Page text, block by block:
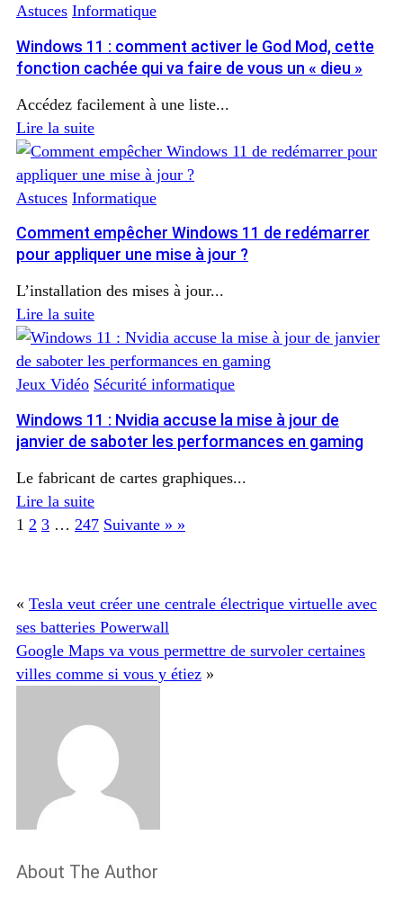
Astuces Informatique
Windows 11 : comment activer le God Mod, cette
fonction cachée qui va faire de vous un « dieu »
Accédez facilement à une liste...
Lire la suite
Astuces Informatique
Comment empêcher Windows 11 de redémarrer
pour appliquer une mise à jour ?
L’installation des mises à jour...
Lire la suite
Jeux Vidéo Sécurité informatique
Windows 11 : Nvidia accuse la mise à jour de
janvier de saboter les performances en gaming
Le fabricant de cartes graphiques...
Lire la suite
1 2 3 … 247 Suivante » »
« Tesla veut créer une centrale électrique virtuelle avec
ses batteries Powerwall
Google Maps va vous permettre de survoler certaines
villes comme si vous y étiez »
About The Author